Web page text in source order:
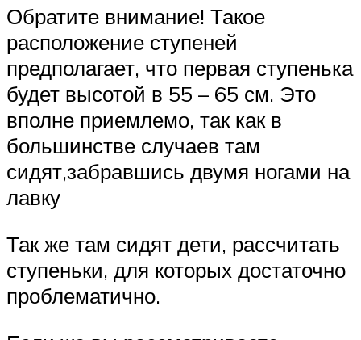
Обратите внимание! Такое
расположение ступеней
предполагает, что первая ступенька
будет высотой в 55 – 65 см. Это
вполне приемлемо, так как в
большинстве случаев там
сидят,забравшись двумя ногами на
лавку
Так же там сидят дети, рассчитать
ступеньки, для которых достаточно
проблематично.